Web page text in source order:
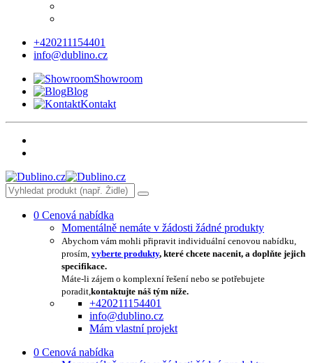
+420211154401
info@dublino.cz
Showroom
Blog
Kontakt
0 Cenová nabídka
Momentálně nemáte v žádosti žádné produkty
Abychom vám mohli připravit individuální cenovou nabídku,
prosím, vyberte produkty, které chcete nacenit, a doplňte jejich
specifikace.
Máte-li zájem o komplexní řešení nebo se potřebujete
poradit,kontaktujte náš tým níže.
+420211154401
info@dublino.cz
Mám vlastní projekt
0 Cenová nabídka